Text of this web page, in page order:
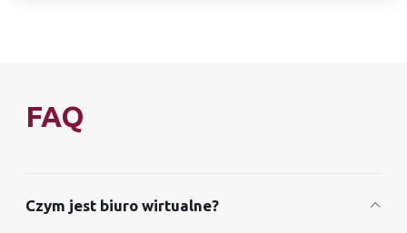
FAQ
Czym jest biuro wirtualne?